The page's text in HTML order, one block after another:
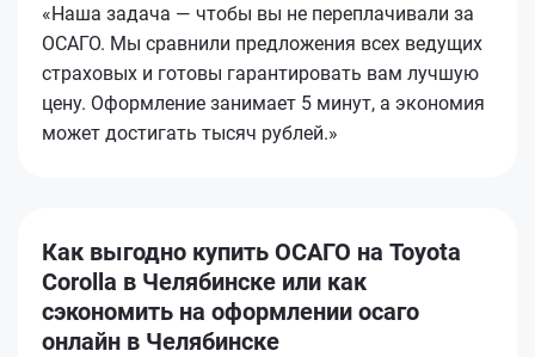
«Наша задача — чтобы вы не переплачивали за
ОСАГО. Мы сравнили предложения всех ведущих
страховых и готовы гарантировать вам лучшую
цену. Оформление занимает 5 минут, а экономия
может достигать тысяч рублей.»
Как выгодно купить ОСАГО на Toyota
Corolla в Челябинске или как
сэкономить на оформлении осаго
онлайн в Челябинске